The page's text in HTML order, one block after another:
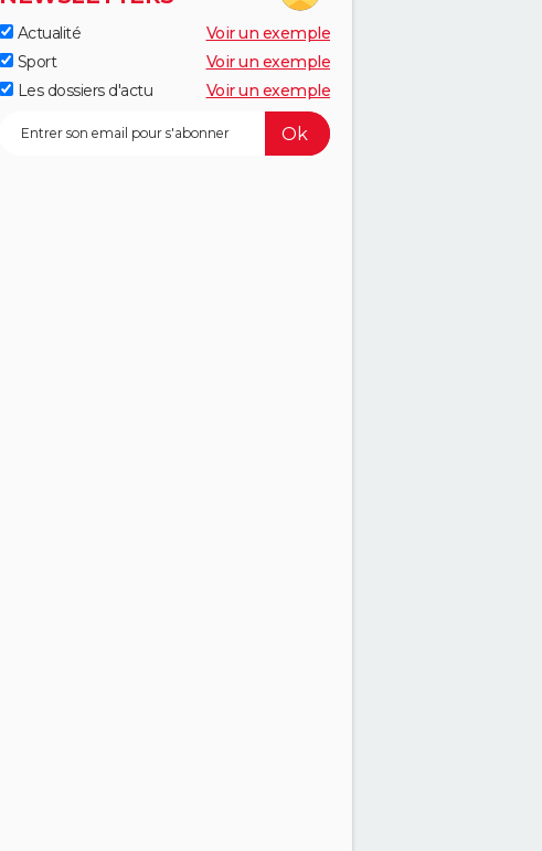
Actualité
Voir un exemple
Sport
Voir un exemple
Les dossiers d'actu
Voir un exemple